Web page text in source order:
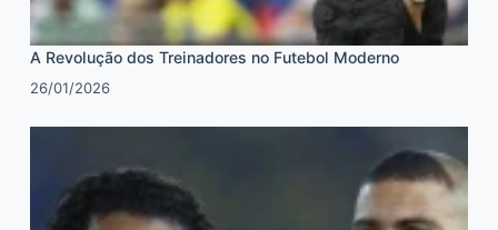
A Revolução dos Treinadores no Futebol Moderno
26/01/2026